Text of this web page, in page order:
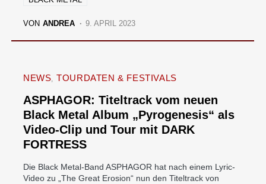
VON ANDREA 9. APRIL 2023
NEWS TOURDATEN & FESTIVALS
ASPHAGOR: Titeltrack vom neuen
Black Metal Album „Pyrogenesis“ als
Video-Clip und Tour mit DARK
FORTRESS
Die Black Metal-Band ASPHAGOR hat nach einem Lyric-
Video zu „The Great Erosion“ nun den Titeltrack von